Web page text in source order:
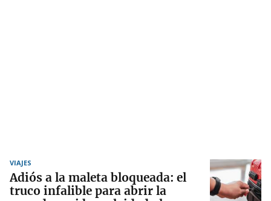
VIAJES
Adiós a la maleta bloqueada: el
truco infalible para abrir la